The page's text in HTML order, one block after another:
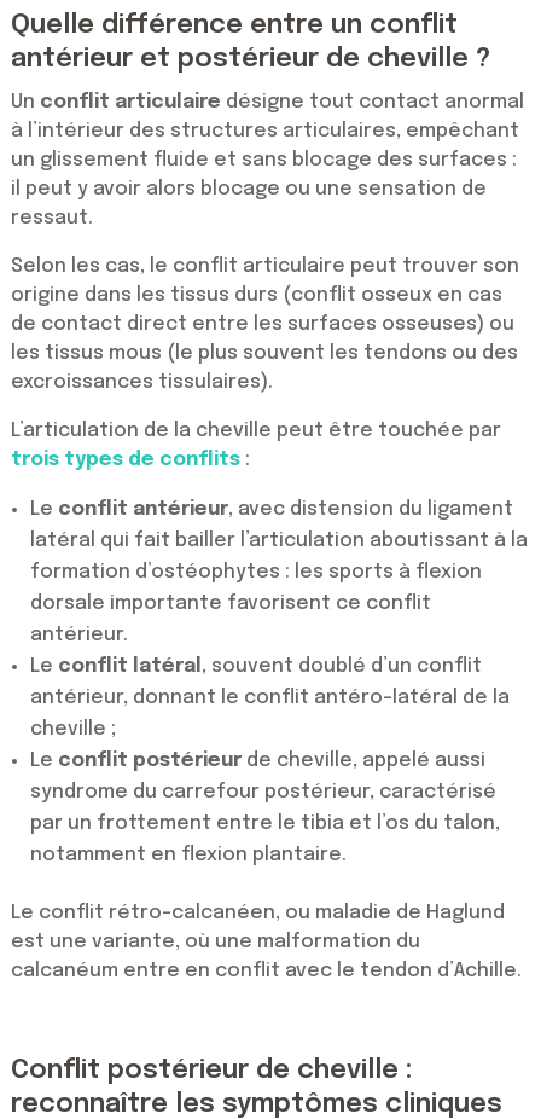
Quelle différence entre un conflit
antérieur et postérieur de cheville ?
Un conflit articulaire désigne tout contact anormal
à l’intérieur des structures articulaires, empêchant
un glissement fluide et sans blocage des surfaces :
il peut y avoir alors blocage ou une sensation de
ressaut.
Selon les cas, le conflit articulaire peut trouver son
origine dans les tissus durs (conflit osseux en cas
de contact direct entre les surfaces osseuses) ou
les tissus mous (le plus souvent les tendons ou des
excroissances tissulaires).
L’articulation de la cheville peut être touchée par
trois types de conflits :
Le conflit antérieur, avec distension du ligament
latéral qui fait bailler l’articulation aboutissant à la
formation d’ostéophytes : les sports à flexion
dorsale importante favorisent ce conflit
antérieur.
Le conflit latéral , souvent doublé d’un conflit
antérieur, donnant le conflit antéro-latéral de la
cheville ;
Le conflit postérieurde cheville, appelé aussi
syndrome du carrefour postérieur, caractérisé
par un frottement entre le tibia et l’os du talon,
notamment en flexion plantaire.
Le conflit rétro-calcanéen, ou maladie de Haglund
est une variante, où une malformation du
calcanéum entre en conflit avec le tendon d’Achille.
Conflit postérieur de cheville :
reconnaître les symptômes cliniques